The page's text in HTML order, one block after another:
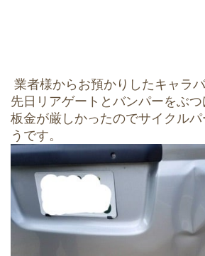
業者様からお預かりしたキャラバ
先日リアゲートとバンパーをぶつ
板金が厳しかったのでサイクル
うです。